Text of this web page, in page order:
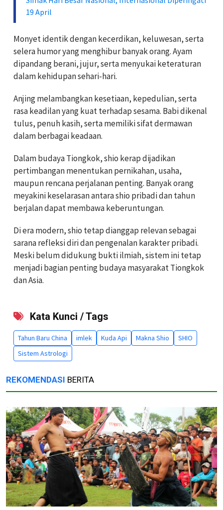
19 April
Monyet identik dengan kecerdikan, keluwesan, serta
selera humor yang menghibur banyak orang. Ayam
dipandang berani, jujur, serta menyukai keteraturan
dalam kehidupan sehari-hari.
Anjing melambangkan kesetiaan, kepedulian, serta
rasa keadilan yang kuat terhadap sesama. Babi dikenal
tulus, penuh kasih, serta memiliki sifat dermawan
dalam berbagai keadaan.
Dalam budaya Tiongkok, shio kerap dijadikan
pertimbangan menentukan pernikahan, usaha,
maupun rencana perjalanan penting. Banyak orang
meyakini keselarasan antara shio pribadi dan tahun
berjalan dapat membawa keberuntungan.
Di era modern, shio tetap dianggap relevan sebagai
sarana refleksi diri dan pengenalan karakter pribadi.
Meski belum didukung bukti ilmiah, sistem ini tetap
menjadi bagian penting budaya masyarakat Tiongkok
dan Asia.
Kata Kunci / Tags
Tahun Baru China imlek Kuda Api Makna Shio
SHIO
Sistem Astrologi
REKOMENDASI BERITA